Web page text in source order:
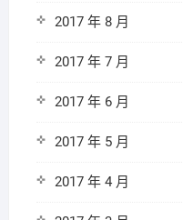
2017 年 8 月
2017 年 7 月
2017 年 6 月
2017 年 5 月
2017 年 4 月